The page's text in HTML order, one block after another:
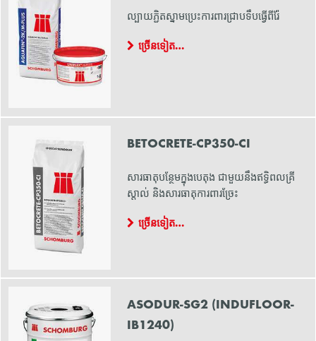
ល្បាយភ្ជិតស្នាមប្រេះការពារជ្រាបទឹបធ្វើពីរ៉ែ
ច្រើនទៀត…
BETOCRETE-CP350-CI
សារធាតុបន្ថែមក្នុងបេតុង ជាមួយនឹងឥទ្ធិពលគ្រី
ស្តាល់ និងសារធាតុការពារច្រែះ
ច្រើនទៀត…
ASODUR-SG2 (INDUFLOOR-
IB1240)